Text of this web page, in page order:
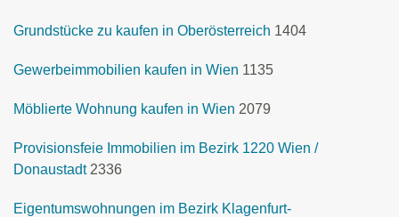
Grundstücke zu kaufen in Oberösterreich 1404
Gewerbeimmobilien kaufen in Wien 1135
Möblierte Wohnung kaufen in Wien 2079
Provisionsfeie Immobilien im Bezirk 1220 Wien /
Donaustadt 2336
Eigentumswohnungen im Bezirk Klagenfurt-